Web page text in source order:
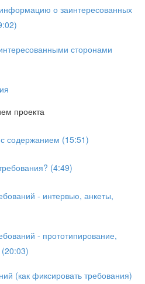
о заинтересованных
сторонами
проекта
содержанием (15:51)
(4:49)
- интервью, анкеты,
- прототипирование,
(20:03)
(как фиксировать требования)